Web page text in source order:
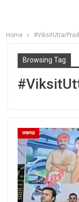
Home
Browsing Tag
लखनऊ